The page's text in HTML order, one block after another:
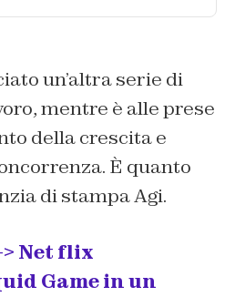
un’altra serie di
mentre è alle prese
della crescita e
È quanto
di stampa Agi.
Net flix
Game in un